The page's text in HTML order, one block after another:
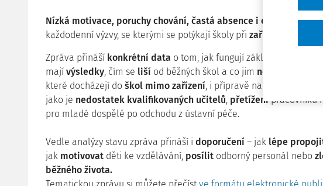
Nízká motivace, poruchy chování, častá absence i chybějící
každodenní výzvy, se kterými se potýkají školy při zařízeních
Zpráva přináší konkrétní data o tom, jak fungují základní a
mají výsledky, čím se liší od běžných škol a co jim nejvíce chybí
které docházejí do škol mimo zařízení, i přípravě na samostatný
jako je nedostatek kvalifikovaných učitelů, přetížení pracovníků
pro mladé dospělé po odchodu z ústavní péče.
Vedle analýzy stavu zpráva přináší i doporučení – jak lépe
jak motivovat děti ke vzdělávání, posílit odborný personál nebo
běžného života.